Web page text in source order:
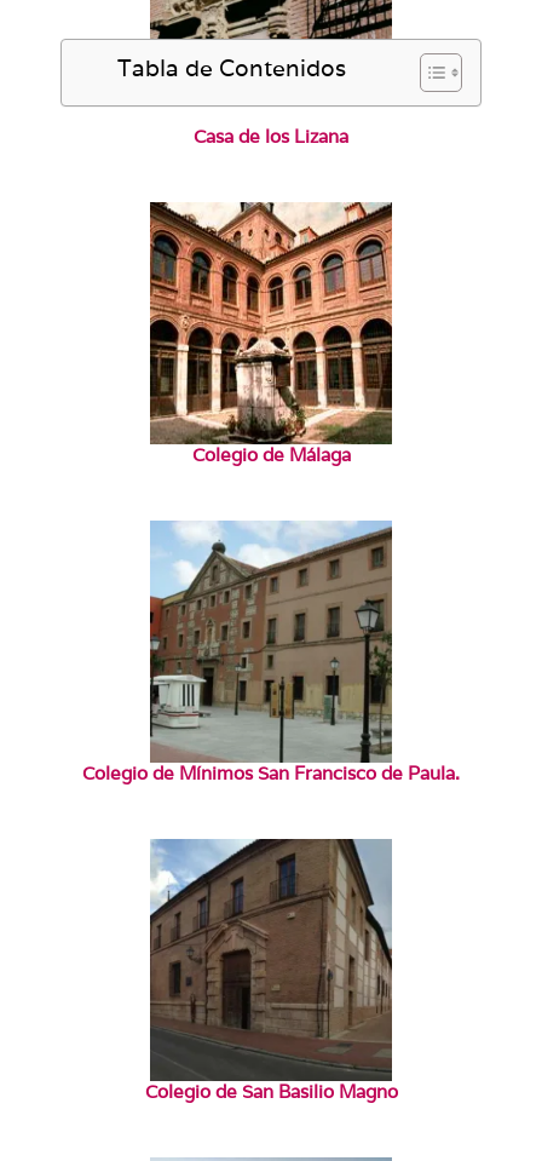
Tabla de Contenidos
Casa de los Lizana
Colegio de Málaga
Colegio de Mínimos San Francisco de Paula.
Colegio de San Basilio Magno